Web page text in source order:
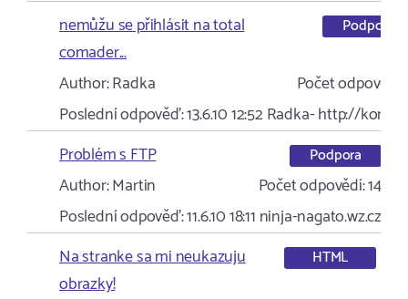
nemůžu se přihlásit na total
comader...
Podpora
Author:Radka Počet odpovědí:
Poslední odpověď:13.6.10 12:52Radka- http://
Problém s FTP
Podpora
Author:Martin Počet odpovědí:14
Poslední odpověď:11.6.10 18:11 ninja-nagato.wz.cz
Na stranke sa mi neukazuju
obrazky!
HTML